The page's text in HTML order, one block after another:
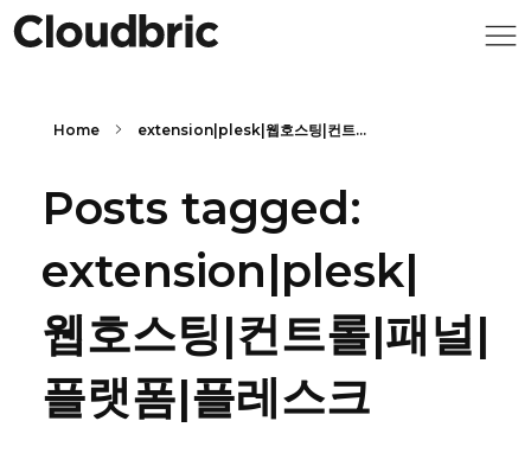
Home extension|plesk|웹호스팅|컨트...
Posts tagged:
extension|plesk|
웹호스팅|컨트롤|패널|
플랫폼|플레스크